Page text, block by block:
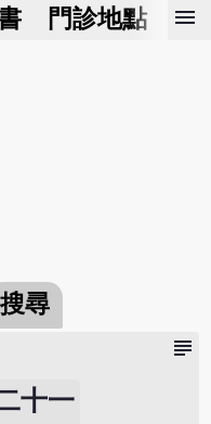
門診地點 預
menu
搜尋
subject
十一